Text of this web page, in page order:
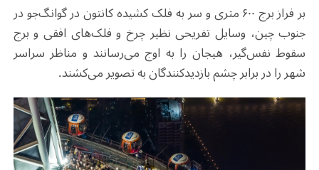
بر فراز برج ۶۰۰ متری و سر به فلک کشیده کانتون در گوانگ‌جو در
جنوب چین، وسایل تفریحی نظیر چرخ و فلک‌های افقی و برج
سقوط نفس‌گیر، هیجان را به اوج می‌رسانند و مناظر سراسر
شهر را در برابر چشم بازدیدکنندگان به تصویر می‌کشند.